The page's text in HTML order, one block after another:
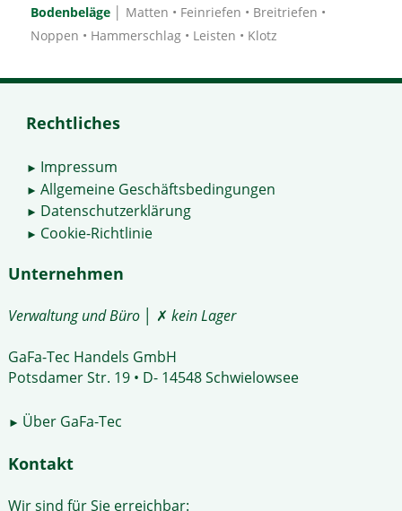
Bodenbeläge
│ Matten • Feinriefen • Breitriefen •
Noppen • Hammerschlag • Leisten • Klotz
Rechtliches
► Impressum
► Allgemeine Geschäftsbedingungen
► Datenschutzerklärung
► Cookie-Richtlinie
Unternehmen
Verwaltung und Büro│ ✗ kein Lager
GaFa-Tec Handels GmbH
Potsdamer Str. 19 • D- 14548 Schwielowsee
► Über GaFa-Tec
Kontakt
Wir sind für Sie erreichbar: